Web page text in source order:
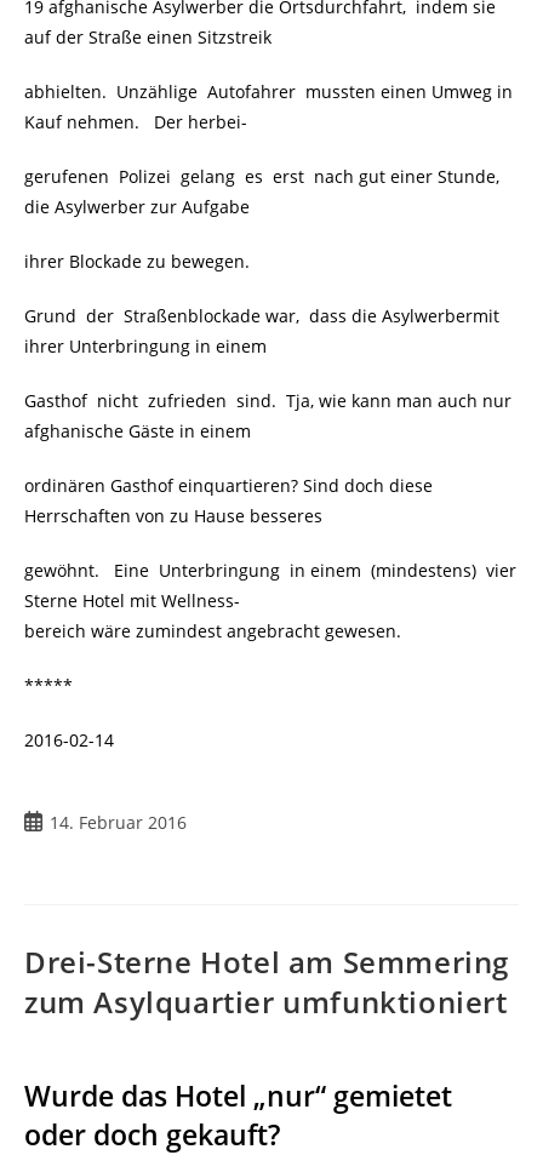
19 afghanische Asylwerber die Ortsdurchfahrt, indem sie
auf der Straße einen Sitzstreik
abhielten. Unzählige Autofahrer mussten einen Umweg in
Kauf nehmen. Der herbei-
gerufenen Polizei gelang es erst nach gut einer Stunde,
die Asylwerber zur Aufgabe
ihrer Blockade zu bewegen.
Grund der Straßenblockade war, dass die Asylwerbermit
ihrer Unterbringung in einem
Gasthof nicht zufrieden sind. Tja, wie kann man auch nur
afghanische Gäste in einem
ordinären Gasthof einquartieren? Sind doch diese
Herrschaften von zu Hause besseres
gewöhnt. Eine Unterbringung in einem (mindestens) vier
Sterne Hotel mit Wellness-
bereich wäre zumindest angebracht gewesen.
*****
2016-02-14
14. Februar 2016
Drei-Sterne Hotel am Semmering
zum Asylquartier umfunktioniert
Wurde das Hotel „nur“ gemietet
oder doch gekauft?